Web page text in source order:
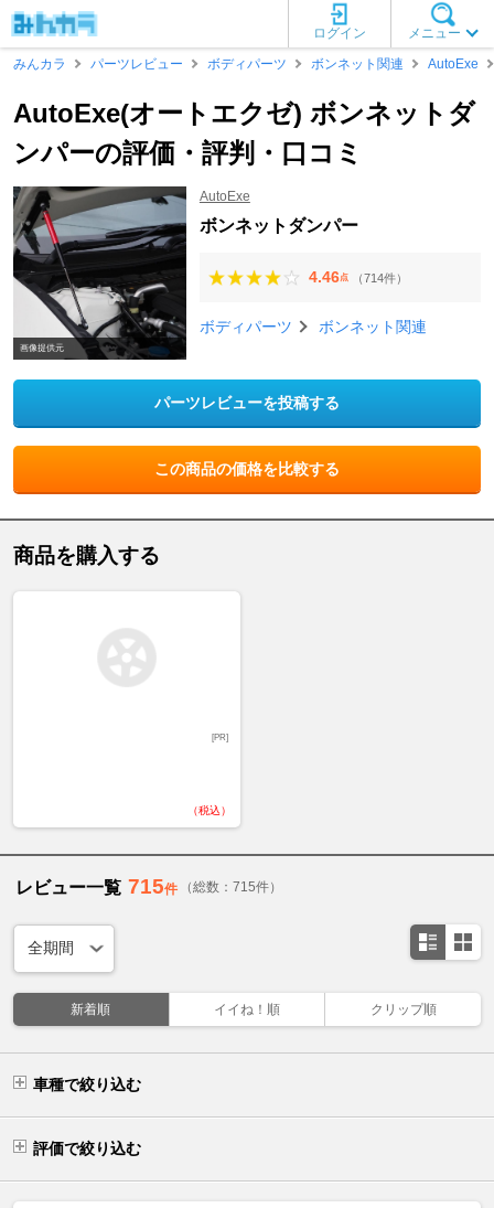
メニュー
ログイン
みんカラ
パーツレビュー ボディパーツ ボンネット関連 AutoExe
AutoExe(オートエクゼ) ボンネットダ
ンパーの評価・評判・口コミ
画像提供元
AutoExe
ボンネットダンパー
4.46点 （714件）
ボディパーツ ボンネット関連
パーツレビューを投稿する
この商品の価格を比較する
商品を購入する
[PR]
（税込）
レビュー一覧 715件 （総数：715件）
新着順 イイね！順 クリップ順
車種で絞り込む
評価で絞り込む